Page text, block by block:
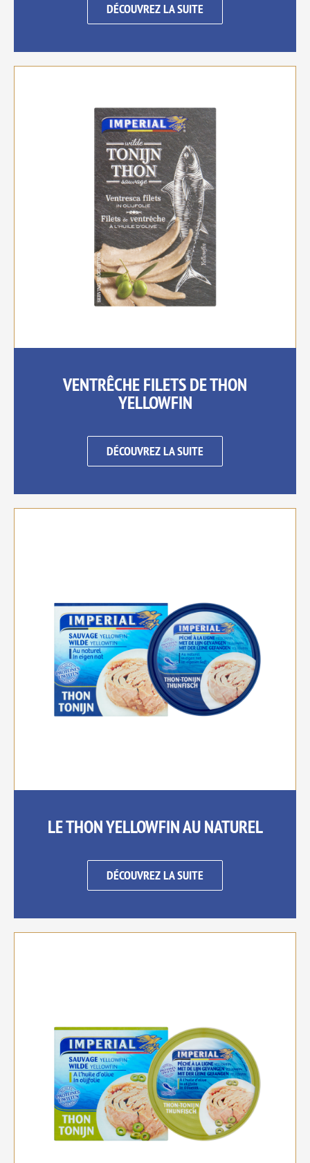
DÉCOUVREZ LA SUITE
VENTRÊCHE FILETS DE THON
YELLOWFIN
DÉCOUVREZ LA SUITE
LE THON YELLOWFIN AU NATUREL
DÉCOUVREZ LA SUITE